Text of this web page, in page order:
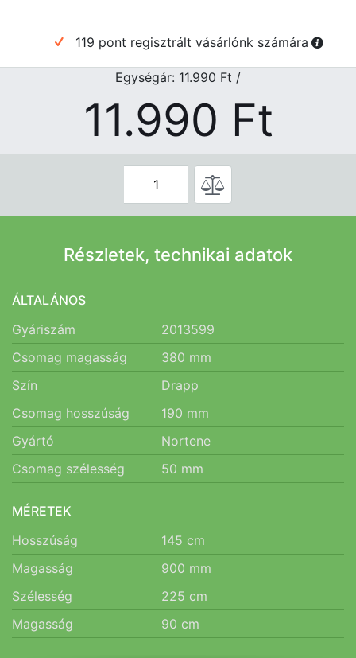
119 pont regisztrált vásárlónk számára
Egységár: 11.990 Ft /
11.990 Ft
Részletek, technikai adatok
ÁLTALÁNOS
Gyáriszám
2013599
Csomag magasság
380 mm
Szín
Drapp
Csomag hosszúság
190 mm
Gyártó
Nortene
Csomag szélesség
50 mm
MÉRETEK
Hosszúság
145 cm
Magasság
900 mm
Szélesség
225 cm
Magasság
90 cm